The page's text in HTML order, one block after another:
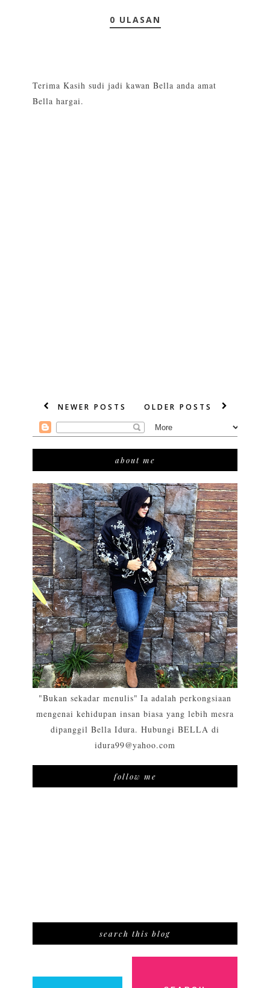
0 ULASAN
Terima Kasih sudi jadi kawan Bella anda amat
Bella hargai.
NEWER POSTS OLDER POSTS
about me
"Bukan sekadar menulis" Ia adalah perkongsiaan
mengenai kehidupan insan biasa yang lebih mesra
dipanggil Bella Idura. Hubungi BELLA di
idura99@yahoo.com
follow me
search this blog